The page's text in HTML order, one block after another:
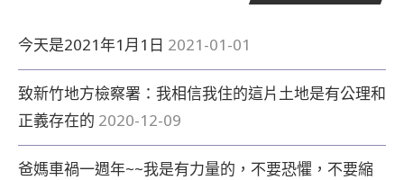
今天是2021年1月1日 2021-01-01
致新竹地方檢察署：我相信我住的這片土地是有公理和
正義存在的 2020-12-09
爸媽車禍一週年~~我是有力量的，不要恐懼，不要縮